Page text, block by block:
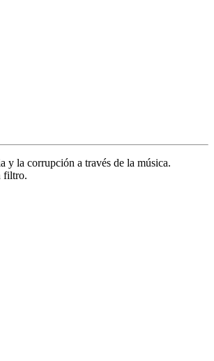
y la corrupción a través de la música.
filtro.